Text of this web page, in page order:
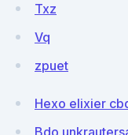
Txz
Vq
zpuet
Hexo elixier
Bdo